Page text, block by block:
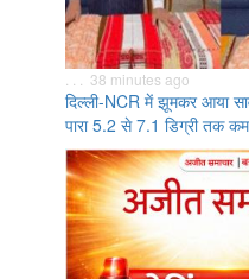
. . . 38 minutes ago
दिल्ली-NCR में झूमकर आया
पारा 5.2 से 7.1 डिग्री तक कम